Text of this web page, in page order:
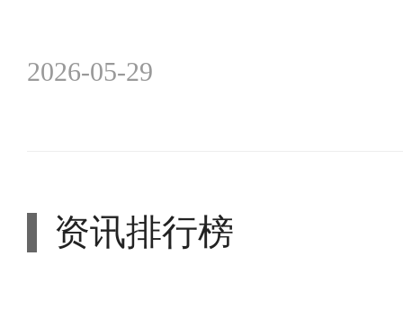
2026-05-29
资讯排行榜